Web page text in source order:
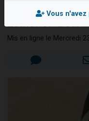
Ariel
Eva
question...
Esther SITBON
Mis en ligne le Mercredi
Vous n'avez